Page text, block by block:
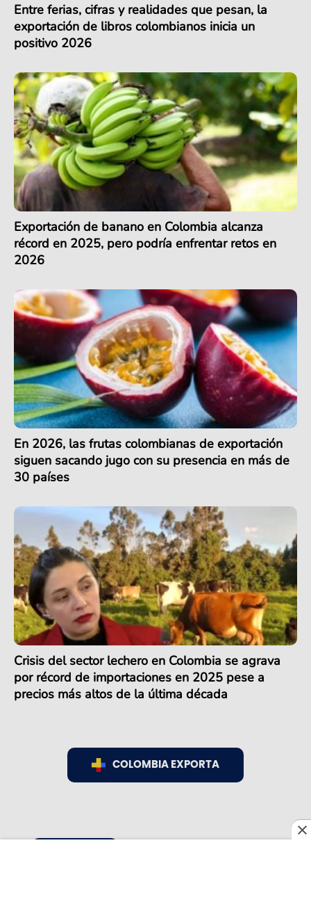
Entre ferias, cifras y realidades que pesan, la
exportación de libros colombianos inicia un
positivo 2026
Exportación de banano en Colombia alcanza
récord en 2025, pero podría enfrentar retos en
2026
En 2026, las frutas colombianas de exportación
siguen sacando jugo con su presencia en más de
30 países
Crisis del sector lechero en Colombia se agrava
por récord de importaciones en 2025 pese a
precios más altos de la última década
COLOMBIA EXPORTA